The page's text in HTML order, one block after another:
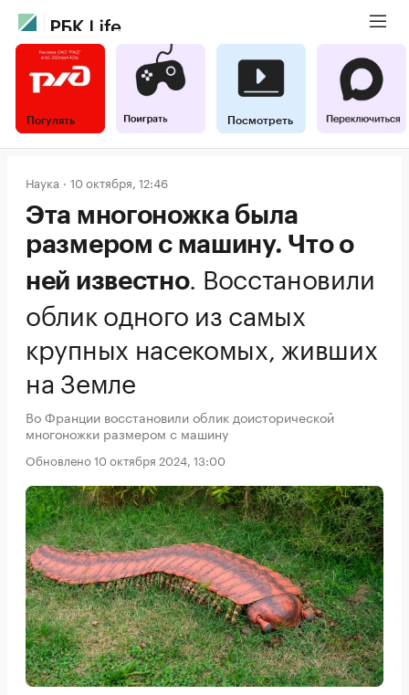
Погулять Посмотреть
Наука 10 октября, 12:46
Эта многоножка была
размером с машину. Что о
ней известно. Восстановили
облик одного из самых
крупных насекомых, живших
на Земле
Во Франции восстановили облик доисторической
многоножки размером с машину
Обновлено 10 октября 2024, 13:00